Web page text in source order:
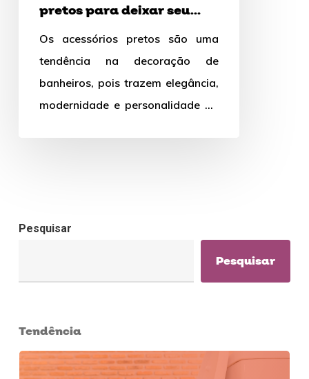
banheiro
mais
sofisticado?
pretos para deixar seu
Os acessórios pretos são uma
tendência na decoração de
banheiros, pois trazem elegância,
modernidade e personalidade ao
Pesquisar
Pesquisar
Tendência